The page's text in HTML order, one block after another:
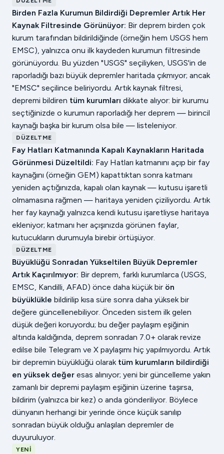
Birden Fazla Kurumun Bildirdiği Depremler Artık Her
Kaynak Filtresinde Görünüyor: Bir deprem birden çok
kurum tarafından bildirildiğinde (örneğin hem USGS hem
EMSC), yalnızca onu ilk kaydeden kurumun filtresinde
görünüyordu. Bu yüzden "USGS" seçiliyken, USGS'in de
raporladığı bazı büyük depremler haritada çıkmıyor; ancak
"EMSC" seçilince beliriyordu. Artık kaynak filtresi,
depremi bildiren tüm kurumları dikkate alıyor: bir kurumu
seçtiğinizde o kurumun raporladığı her deprem — birincil
kaynağı başka bir kurum olsa bile — listeleniyor.
DÜZELTME
Fay Hatları Katmanında Kapalı Kaynakların Haritada
Görünmesi Düzeltildi: Fay Hatları katmanını açıp bir fay
kaynağını (örneğin GEM) kapattıktan sonra katmanı
yeniden açtığınızda, kapalı olan kaynak — kutusu işaretli
olmamasına rağmen — haritaya yeniden çiziliyordu. Artık
her fay kaynağı yalnızca kendi kutusu işaretliyse haritaya
ekleniyor; katmanı her açışınızda görünen faylar,
kutucukların durumuyla birebir örtüşüyor.
DÜZELTME
Büyüklüğü Sonradan Yükseltilen Büyük Depremler
Artık Kaçırılmıyor: Bir deprem, farklı kurumlarca (USGS,
EMSC, Kandilli, AFAD) önce daha küçük bir ön
büyüklükle bildirilip kısa süre sonra daha yüksek bir
değere güncellenebiliyor. Önceden sistem ilk gelen
düşük değeri koruyordu; bu değer paylaşım eşiğinin
altında kaldığında, deprem sonradan 7.0+ olarak revize
edilse bile Telegram ve X paylaşımı hiç yapılmıyordu. Artık
bir depremin büyüklüğü olarak tüm kurumların bildirdiği
en yüksek değer esas alınıyor; yeni bir güncelleme yakın
zamanlı bir depremi paylaşım eşiğinin üzerine taşırsa,
bildirim (yalnızca bir kez) o anda gönderiliyor. Böylece
dünyanın herhangi bir yerinde önce küçük sanılıp
sonradan büyük olduğu anlaşılan depremler de
duyuruluyor.
YENI